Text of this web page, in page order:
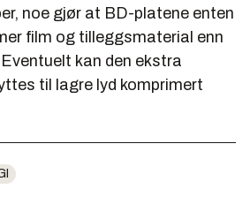
noe gjør at BD-platene enten
film og tilleggsmaterial enn
kan den ekstra
til lagre lyd komprimert